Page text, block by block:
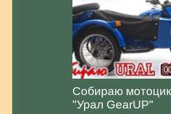
Собираю
"Урал GearUP"